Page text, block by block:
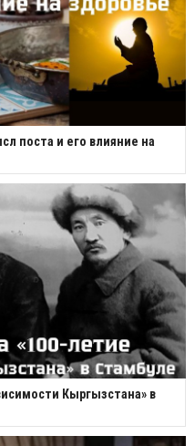
поста и его влияние на
Кыргызстана» в